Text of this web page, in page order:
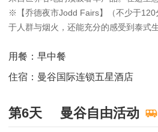
※【乔德夜市Jodd Fairs】（不少于120
于人群与烟火，还能充分的感受到泰式
用餐：早中餐
住宿：曼谷国际连锁五星酒店
第6天 曼谷自由活动